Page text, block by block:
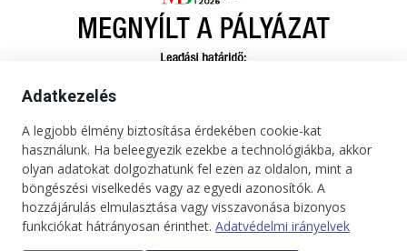
Adatkezelés
A legjobb élmény biztosítása érdekében cookie-kat
használunk. Ha beleegyezik ezekbe a technológiákba, akkor
olyan adatokat dolgozhatunk fel ezen az oldalon, mint a
böngészési viselkedés vagy az egyedi azonosítók. A
hozzájárulás elmulasztása vagy visszavonása bizonyos
funkciókat hátrányosan érinthet. Adatvédelmi irányelvek